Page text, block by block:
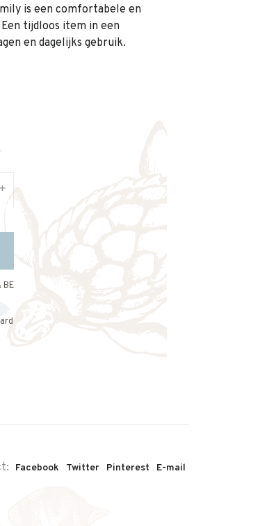
is een comfortabele en
tijdloos item in een
en dagelijks gebruik.
+
Facebook Twitter Pinterest E-mail